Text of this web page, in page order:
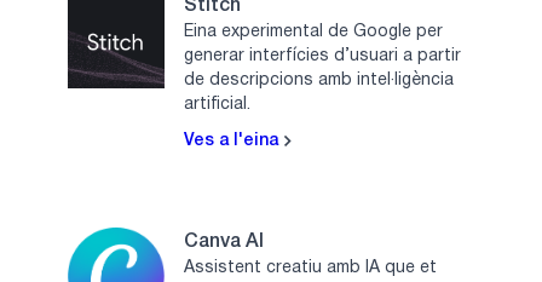
Stitch
Eina experimental de Google per
generar interfícies d’usuari a partir
de descripcions amb intel·ligència
artificial.
Ves a l'eina
Canva AI
Assistent creatiu amb IA que et